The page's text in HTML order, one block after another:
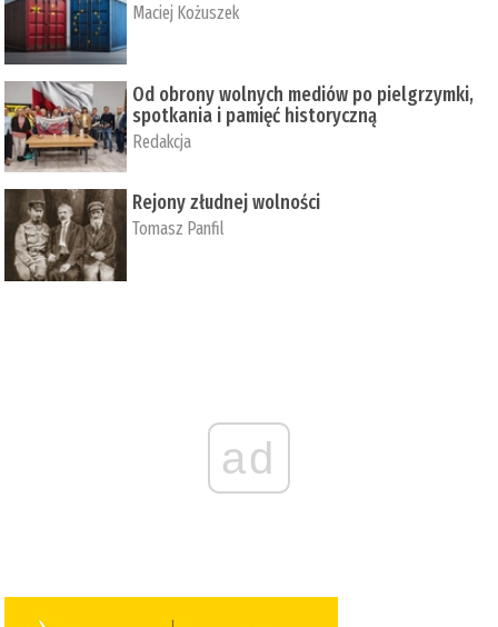
Maciej Kożuszek
Od obrony wolnych mediów po pielgrzymki,
spotkania i pamięć historyczną
Redakcja
Rejony złudnej wolności
Tomasz Panfil
ad